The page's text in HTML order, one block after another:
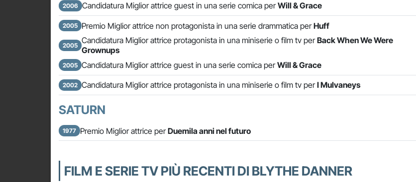
2006 Candidatura Miglior attrice guest in una serie comica perWill & Grace
2005 Premio Miglior attrice non protagonista in una serie drammatica perHuff
2005 Candidatura Miglior attrice protagonista in una miniserie o film tv perBack When We Were
Grownups
2005 Candidatura Miglior attrice guest in una serie comica perWill & Grace
2002 Candidatura Miglior attrice protagonista in una miniserie o film tv perI Mulvaneys
SATURN
1977 Premio Miglior attrice perDuemila anni nel futuro
FILM E SERIE TV PIÙ RECENTI DI BLYTHE DANNER